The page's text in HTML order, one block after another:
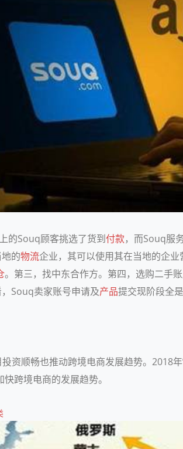
的Souq顾客挑选了货到付款，而Souq服
的物流企业，其可以使用其在当地的企业
。第三，找中东合作方。第四，选购二手账
Souq卖家账号申请及产品提交现阶段全
资顺畅也推动跨境电商发展趋势。2018
跨境电商的发展趋势。